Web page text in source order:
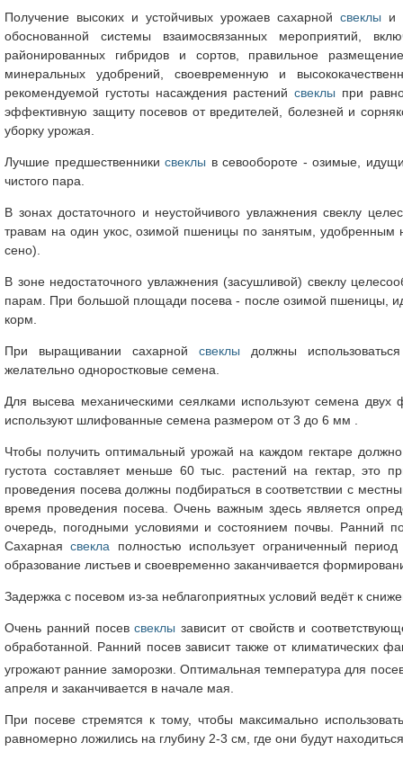
Получение высоких и устойчивых урожаев сахарнойсвеклы и
обоснованной системы взаимосвязанных мероприятий,
районированных гибридов и сортов, правильное
минеральных удобрений, своевременную и
рекомендуемой густоты насаждения растенийсвеклы при
эффективную защиту посевов от вредителей, болезней и
уборку урожая.
Лучшие предшественникисвеклы в севообороте - озимые,
чистого пара.
В зонах достаточного и неустойчивого увлажнения свеклу
травам на один укос, озимой пшеницы по занятым, удобренным
сено).
В зоне недостаточного увлажнения (засушливой) свеклу
парам. При большой площади посева - после озимой пшеницы,
корм.
При выращивании сахарной свеклы должны
желательно одноростковые семена.
Для высева механическими сеялками используют семена
используют шлифованные семена размером от 3 до 6 мм .
Чтобы получить оптимальный урожай на каждом гектаре
густота составляет меньше 60 тыс. растений на гектар, это
проведения посева должны подбираться в соответствии с
время проведения посева. Очень важным здесь является
очередь, погодными условиями и состоянием почвы. Ранний
Сахарнаясвекла полностью использует ограниченный
образование листьев и своевременно заканчивается
Задержка с посевом из-за неблагоприятных условий ведёт к
Очень ранний посевсвеклы зависит от свойств и
обработанной. Ранний посев зависит также от климатических
угрожают ранние заморозки. Оптимальная температура для
апреля и заканчивается в начале мая.
При посеве стремятся к тому, чтобы максимально
равномерно ложились на глубину 2-3 см, где они будут